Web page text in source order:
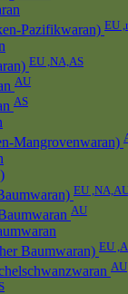
Pazifikwaran) EU
EU ,NA,AS
AU
AS
Mangrovenwaran)
EU
AU
Baumwaran) EU
AU